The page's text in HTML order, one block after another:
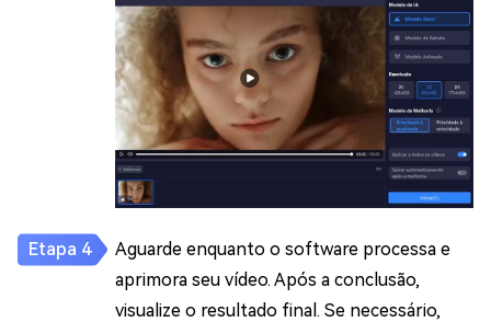
Aguarde enquanto o software processa e
aprimora seu vídeo. Após a conclusão,
visualize o resultado final. Se necessário,